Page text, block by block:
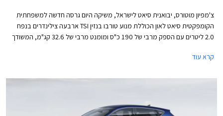
צ'מפיון מוטורס, יבואנית סיאט לישראל, משיקה היום גרסה חדשה למשפחתית
הקומפקטית סיאט לאון הכוללת מנוע טורבו בנזין TSI ארבעה צילינדרים בנפח
2.0 ליטרים עם הספק מרבי של 190 כ"ס ומומנט מרבי של 32.6 קג"מ, המשודך
אחורי רב חיבורי במקום קורת פיתול פשוטה אשר מותקנת בגרסאות ה- 1.5
קרא עוד